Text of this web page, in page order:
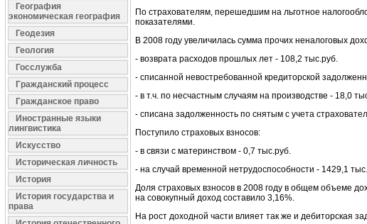
География
экономическая география
Геодезия
Геология
Госслужба
Гражданский процесс
Гражданское право
Иностранные языки
лингвистика
Искусство
Историческая личность
История
История государства и
права
По страхователям, перешедшим на льготное
показателями.
В 2008 году увеличилась сумма прочих неналоговых
- возврата расходов прошлых лет - 108,2 тыс.руб.
- списанной невостребованной кредиторской
- в т.ч. по несчастным случаям на производстве - 18,0
- списана задолженность по снятым с учета
Поступило страховых взносов:
- в связи с материнством - 0,7 тыс.руб.
- на случай временной нетрудоспособности - 1429,1
Доля страховых взносов в 2008 году в общем объеме
на совокупный доход составило 3,16%.
На рост доходной части влияет так же и дебиторская